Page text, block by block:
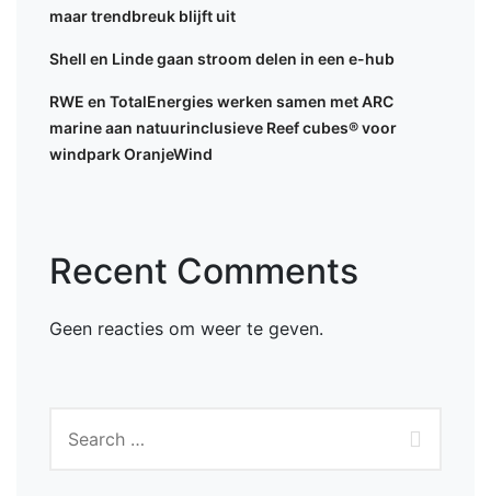
maar trendbreuk blijft uit
Shell en Linde gaan stroom delen in een e-hub
RWE en TotalEnergies werken samen met ARC
marine aan natuurinclusieve Reef cubes® voor
windpark OranjeWind
Recent Comments
Geen reacties om weer te geven.